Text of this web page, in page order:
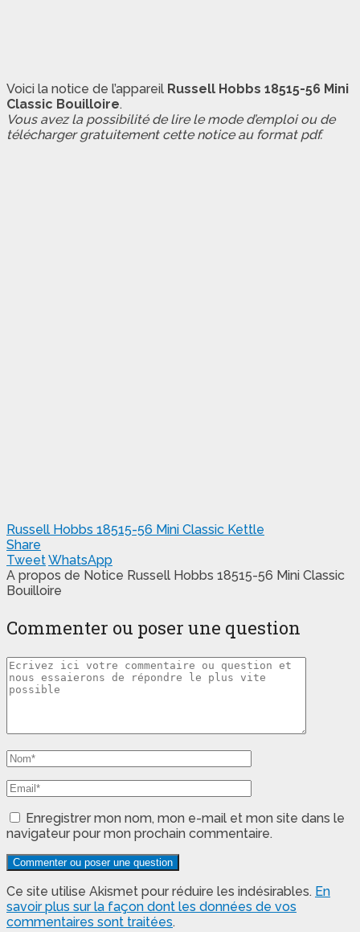
Voici la notice de l’appareil Russell Hobbs 18515-56 Mini
Classic Bouilloire.
Vous avez la possibilité de lire le mode d’emploi ou de
télécharger gratuitement cette notice au format pdf.
Russell Hobbs 18515-56 Mini Classic Kettle
Share
TweetWhatsApp
A propos de Notice Russell Hobbs 18515-56 Mini Classic
Bouilloire
Commenter ou poser une question
Enregistrer mon nom, mon e-mail et mon site dans le
navigateur pour mon prochain commentaire.
Ce site utilise Akismet pour réduire les indésirables. En
savoir plus sur la façon dont les données de vos
commentaires sont traitées.